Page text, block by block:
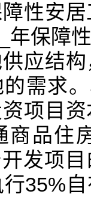
性安
年保障
应结
需求
项目
商品住
发项
35%